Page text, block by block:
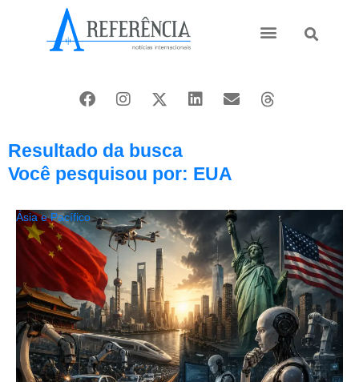
Resultado da busca
Você pesquisou por: EUA
Ásia e Pacífico